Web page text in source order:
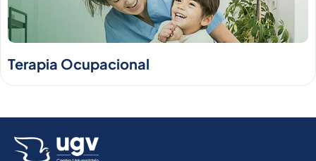
Terapia Ocupacional